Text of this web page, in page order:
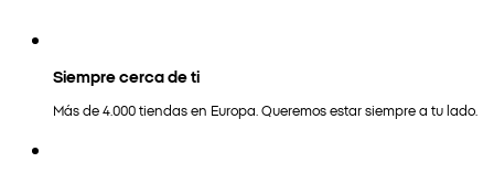
Siempre cerca de ti
Más de 4.000 tiendas en Europa. Queremos estar siempre a tu lado.